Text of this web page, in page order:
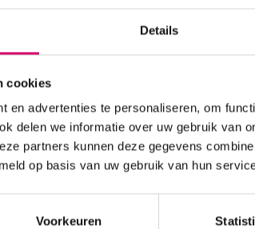
Details
cookies
en advertenties te personaliseren, om
delen we informatie over uw gebruik van
partners kunnen deze gegevens
op basis van uw gebruik van hun
Voorkeuren